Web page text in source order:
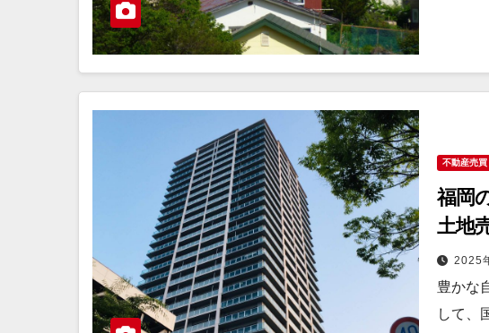
不動産売買
福岡
土地
2025
豊かな
して、